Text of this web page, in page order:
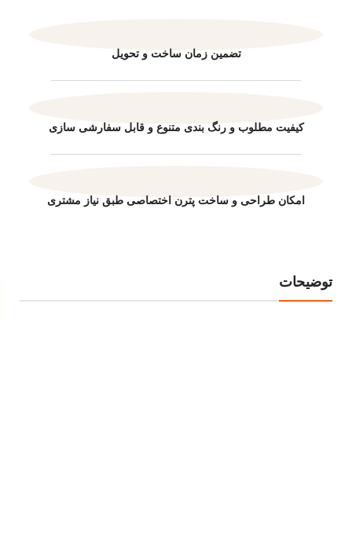
تضمین زمان ساخت و تحویل
کیفیت مطلوب و رنگ بندی متنوع و قابل سفارشی سازی
امکان طراحی و ساخت پترن اختصاصی طبق نیاز مشتری
توضیحات